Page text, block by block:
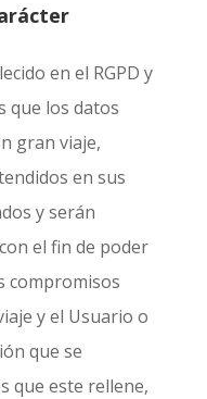
en el RGPD y
que los datos
gran viaje,
en sus
y serán
el fin de poder
compromisos
y el Usuario o
que se
que este rellene,